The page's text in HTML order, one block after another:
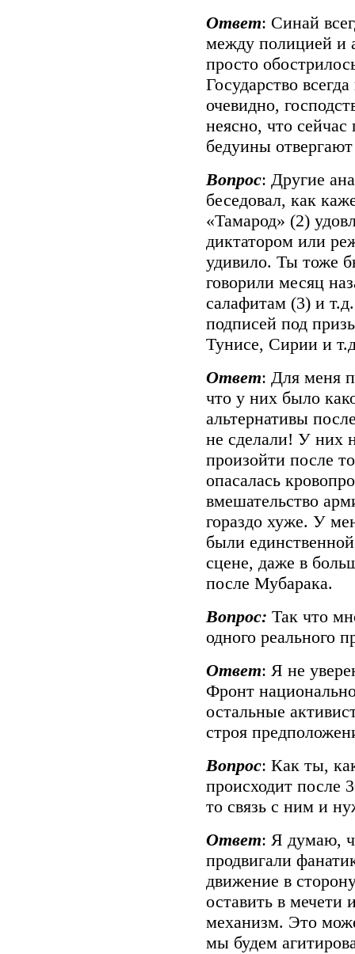
Ответ: Синай
между полицией и
просто
Государство
очевидно,
неясно, что
бедуины отвергают
Вопрос: Другие
беседовал, как
«Тамарод» (2)
диктатором или
удивило. Ты тоже
говорили месяц
салафитам (3) и
подписей под
Тунисе, Сирии и
Ответ: Для меня
что у них было
альтернативы
не сделали! У них
произойти после
опасалась
вмешательство
гораздо хуже. У
были
сцене, даже в
после Мубарака.
Вопрос: Так что
одного реального
Ответ: Я не
Фронт
остальные
строя
Вопрос: Как ты,
происходит после
то связь с ним и
Ответ: Я думаю,
продвигали
движение в
оставить в мечети
механизм. Это
мы будем